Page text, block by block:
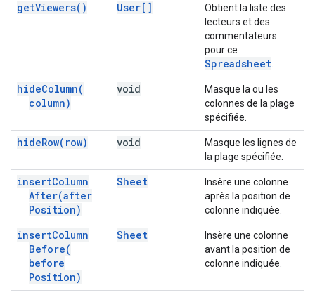
getViewers( ) User[]
Obtient la liste des
lecteurs et des
commentateurs
pour ce
Spreadsheet
hideColumn(
column)
void
Masque la ou les
colonnes de la plage
spécifiée.
hideRow( row) void
Masque les lignes de
la plage spécifiée.
insertColumn
After(after
Position)
Sheet
Insère une colonne
après la position de
colonne indiquée.
insertColumn
Before(
before
Position)
Sheet
Insère une colonne
avant la position de
colonne indiquée.